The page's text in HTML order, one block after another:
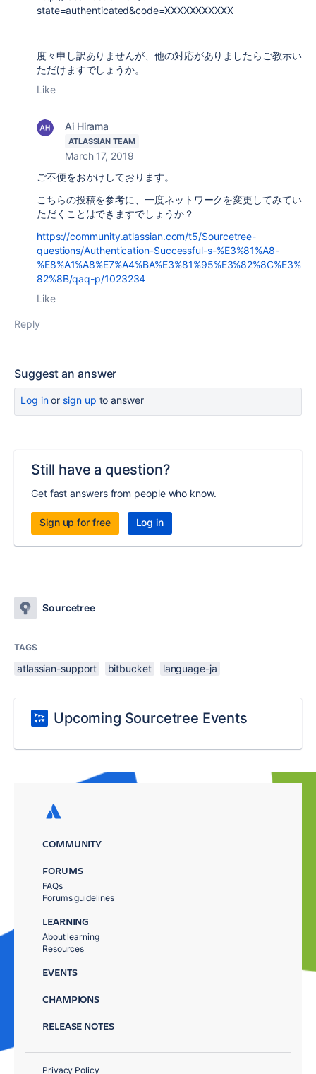
state=authenticated&code=XXXXXXXXXXX
度々申し訳ありませんが、他の対応がありましたらご教示い
ただけますでしょうか。
Like
Ai Hirama
ATLASSIAN TEAM
March 17, 2019
ご不便をおかけしております。
こちらの投稿を参考に、一度ネットワークを変更してみてい
ただくことはできますでしょうか？
https://community.atlassian.com/t5/Sourcetree-
questions/Authentication-Successful-s-%E3%81%A8-
%E8%A1%A8%E7%A4%BA%E3%81%95%E3%82%8C%E3%
82%8B/qaq-p/1023234
Like
Reply
Suggest an answer
Log inor sign up to answer
Still have a question?
Get fast answers from people who know.
Sign up for free Log in
Sourcetree
TAGS
atlassian-support bitbucket language-ja
Upcoming Sourcetree Events
COMMUNITY
FORUMS
FAQs
Forums guidelines
LEARNING
About learning
Resources
EVENTS
CHAMPIONS
RELEASE NOTES
Privacy Policy